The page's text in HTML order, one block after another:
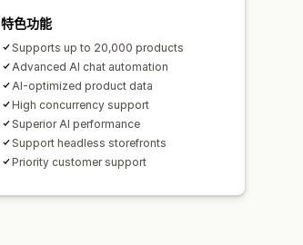
特色功能
Supports up to 20,000 products
Advanced AI chat automation
AI-optimized product data
High concurrency support
Superior AI performance
Support headless storefronts
Priority customer support